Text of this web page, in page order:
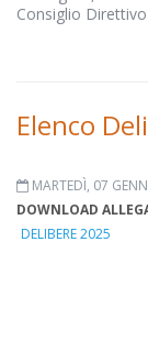
Consiglio
Elenco
MARTEDÌ, 07
DOWNLOAD
DELIBERE 2025